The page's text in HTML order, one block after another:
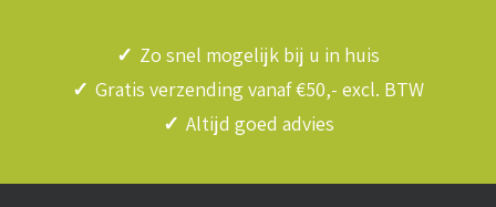
✓ Zo snel mogelijk bij u in huis
✓ Gratis verzending vanaf €50,- excl. BTW
✓ Altijd goed advies